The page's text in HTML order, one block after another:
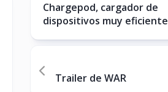
Downloads
No-
Chargepod, cargador de
dispositivos muy eficiente
Trailer de WAR